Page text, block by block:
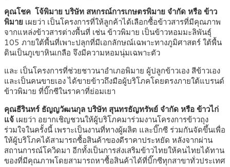
คุณโชค โจ้พิมาย บริษัท สหกรณ์การเกษตรพิมาย จำกัด หรือ ข้าว
พิมาย เผยว่า เป็นโครงการที่ให้ลูกค้าได้เลือกซื้อข้าวสารที่มีคุณภาพ
จากแหล่งข้าวสารต่างพื้นที่ เช่น ข้าวพิมาย เป็นข้าวหอมมะลิพันธุ์
105 ภายใต้พื้นที่เพาะปลุกที่มีเอกลักษณ์เฉพาะทางภูมิศาสตร์ ใต้พื้น
ดินเป็นภูเขาหินเกลือ จึงมีความหอมนุ่มเฉพาะตัว
และ เป็นโครงการที่ช่วยชาวนาอำเภอพิมาย ผู้ปลูกข้าวเอง สีข้าวเอง
และเป็นคนขายเอง ได้ขายข้าวถึงมือผู้บริโภคโดยตรงภายใต้แบรนด์
ข้าวพิมาย ที่บิ๊กซีในราคาที่ย่อมเยา
คุณธีรินทร์ ธัญญวัฒนกุล บริษัท สุนทรธัญทรัพย์ จำกัด หรือ ข้าวไก่
แจ้ เผยว่า อยากเชิญชวนให้ผู้บริโภคมาร่วมงานโครงการข้าวถุง
ร่วมใจในครั้งนี้ เพราะเป็นงานที่ทางผู้ผลิต และบิ๊กซี ร่วมกันจัดขึ้นเพื่อ
ให้ผู้บริโภคได้สามารถซื้อสินค้าของดีราคาประหยัด หลังจากผ่าน
สถานการณ์โควิดมา อีกทั้งเป็นการส่งเสริมข้าวไทยให้คนไทยได้ทาน
ของที่มีคุณภาพโดยสามารถหาซื้อสินค้าได้ที่บิ๊กซีทุกสาขาทั่วประเทศ